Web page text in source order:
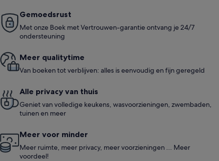
Gemoedsrust
Met onze Boek met Vertrouwen-garantie ontvang je 24/7
ondersteuning
Meer quali­ty­time
Van boeken tot verblijven: alles is eenvoudig en fijn geregeld
Alle privacy van thuis
Geniet van volledige keukens, wasvoorzieningen, zwembaden,
tuinen en meer
Meer voor minder
Meer ruimte, meer privacy, meer voorzieningen ... Meer
voordeel!